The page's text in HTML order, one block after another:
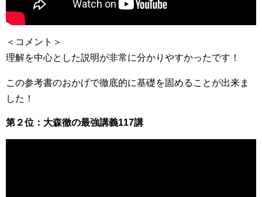
＜コメント＞
理解を中心とした説明が非常に分かりやすかったです！
この参考書のおかげで徹底的に基礎を固めることが出来ま
した！
第２位：大森徹の最強講義117講